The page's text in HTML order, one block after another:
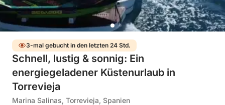
3-mal gebucht in den letzten 24 Std.
Schnell, lustig & sonnig: Ein
energiegeladener Küstenurlaub in
Torrevieja
Marina Salinas, Torrevieja, Spanien